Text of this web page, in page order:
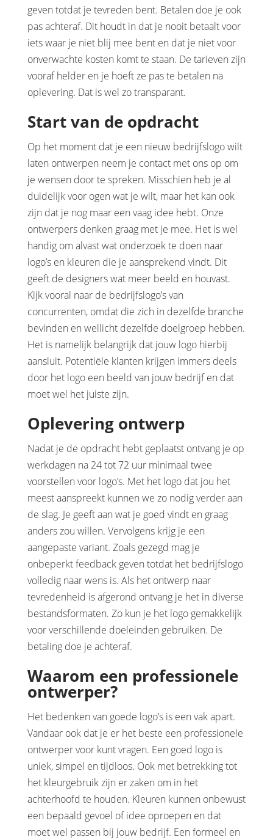
geven totdat je tevreden bent. Betalen doe je ook
pas achteraf. Dit houdt in dat je nooit betaalt voor
iets waar je niet blij mee bent en dat je niet voor
onverwachte kosten komt te staan. De tarieven zijn
vooraf helder en je hoeft ze pas te betalen na
oplevering. Dat is wel zo transparant.
Start van de opdracht
Op het moment dat je een nieuw bedrijfslogo wilt
laten ontwerpen neem je contact met ons op om
je wensen door te spreken. Misschien heb je al
duidelijk voor ogen wat je wilt, maar het kan ook
zijn dat je nog maar een vaag idee hebt. Onze
ontwerpers denken graag met je mee. Het is wel
handig om alvast wat onderzoek te doen naar
logo’s en kleuren die je aansprekend vindt. Dit
geeft de designers wat meer beeld en houvast.
Kijk vooral naar de bedrijfslogo’s van
concurrenten, omdat die zich in dezelfde branche
bevinden en wellicht dezelfde doelgroep hebben.
Het is namelijk belangrijk dat jouw logo hierbij
aansluit. Potentiële klanten krijgen immers deels
door het logo een beeld van jouw bedrijf en dat
moet wel het juiste zijn.
Oplevering ontwerp
Nadat je de opdracht hebt geplaatst ontvang je op
werkdagen na 24 tot 72 uur minimaal twee
voorstellen voor logo’s. Met het logo dat jou het
meest aanspreekt kunnen we zo nodig verder aan
de slag. Je geeft aan wat je goed vindt en graag
anders zou willen. Vervolgens krijg je een
aangepaste variant. Zoals gezegd mag je
onbeperkt feedback geven totdat het bedrijfslogo
volledig naar wens is. Als het ontwerp naar
tevredenheid is afgerond ontvang je het in diverse
bestandsformaten. Zo kun je het logo gemakkelijk
voor verschillende doeleinden gebruiken. De
betaling doe je achteraf.
Waarom een professionele
ontwerper?
Het bedenken van goede logo’s is een vak apart.
Vandaar ook dat je er het beste een professionele
ontwerper voor kunt vragen. Een goed logo is
uniek, simpel en tijdloos. Ook met betrekking tot
het kleurgebruik zijn er zaken om in het
achterhoofd te houden. Kleuren kunnen onbewust
een bepaald gevoel of idee oproepen en dat
moet wel passen bij jouw bedrijf. Een formeel en